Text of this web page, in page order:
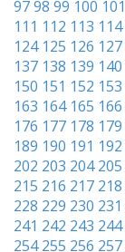
9798 99 100 101
111 112 113 114
124 125 126 127
137 138 139 140
150 151 152 153
163 164 165 166
176 177 178 179
189 190 191 192
202 203 204 205
215 216 217 218
228 229 230 231
241 242 243 244
254 255 256 257